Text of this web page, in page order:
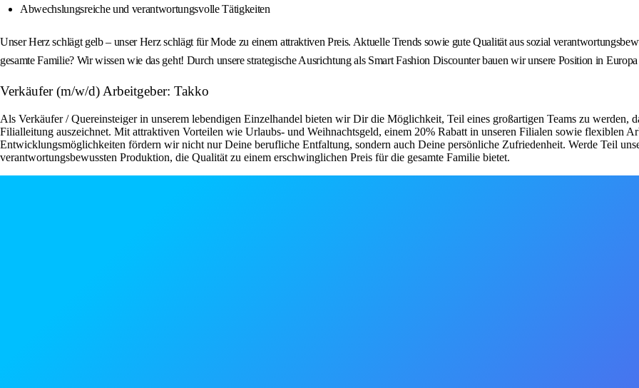
Abwechslungsreiche und verantwortungsvolle Tätigkeiten
Unser Herz schlägt gelb – unser Herz schlägt für Mode zu einem attraktiven Preis. Aktuelle Trends sowie gute Qualität aus sozial
gesamte Familie? Wir wissen wie das geht! Durch unsere strategische Ausrichtung als Smart Fashion Discounter bauen wir unsere Position in
Verkäufer (m/w/d) Arbeitgeber: Takko
Als Verkäufer / Quereinsteiger in unserem lebendigen Einzelhandel bieten wir Dir die Möglichkeit, Teil eines großartigen Teams zu werden,
Filialleitung auszeichnet. Mit attraktiven Vorteilen wie Urlaubs- und Weihnachtsgeld, einem 20% Rabatt in unseren Filialen sowie flexiblen
Entwicklungsmöglichkeiten fördern wir nicht nur Deine berufliche Entfaltung, sondern auch Deine persönliche Zufriedenheit. Werde Teil
verantwortungsbewussten Produktion, die Qualität zu einem erschwinglichen Preis für die gesamte Familie bietet.